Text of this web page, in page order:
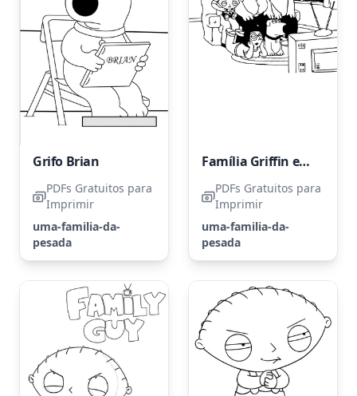
Grifo Brian
PDFs Gratuitos para
Imprimir
uma-familia-da-
pesada
Família Griffin em sua casa
PDFs Gratuitos para
Imprimir
uma-familia-da-
pesada